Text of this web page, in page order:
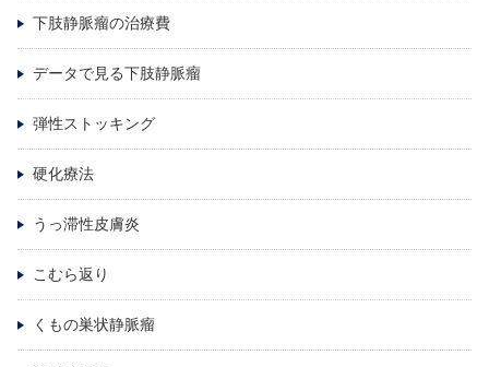
下肢静脈瘤の治療費
データで見る下肢静脈瘤
弾性ストッキング
硬化療法
うっ滞性皮膚炎
こむら返り
くもの巣状静脈瘤